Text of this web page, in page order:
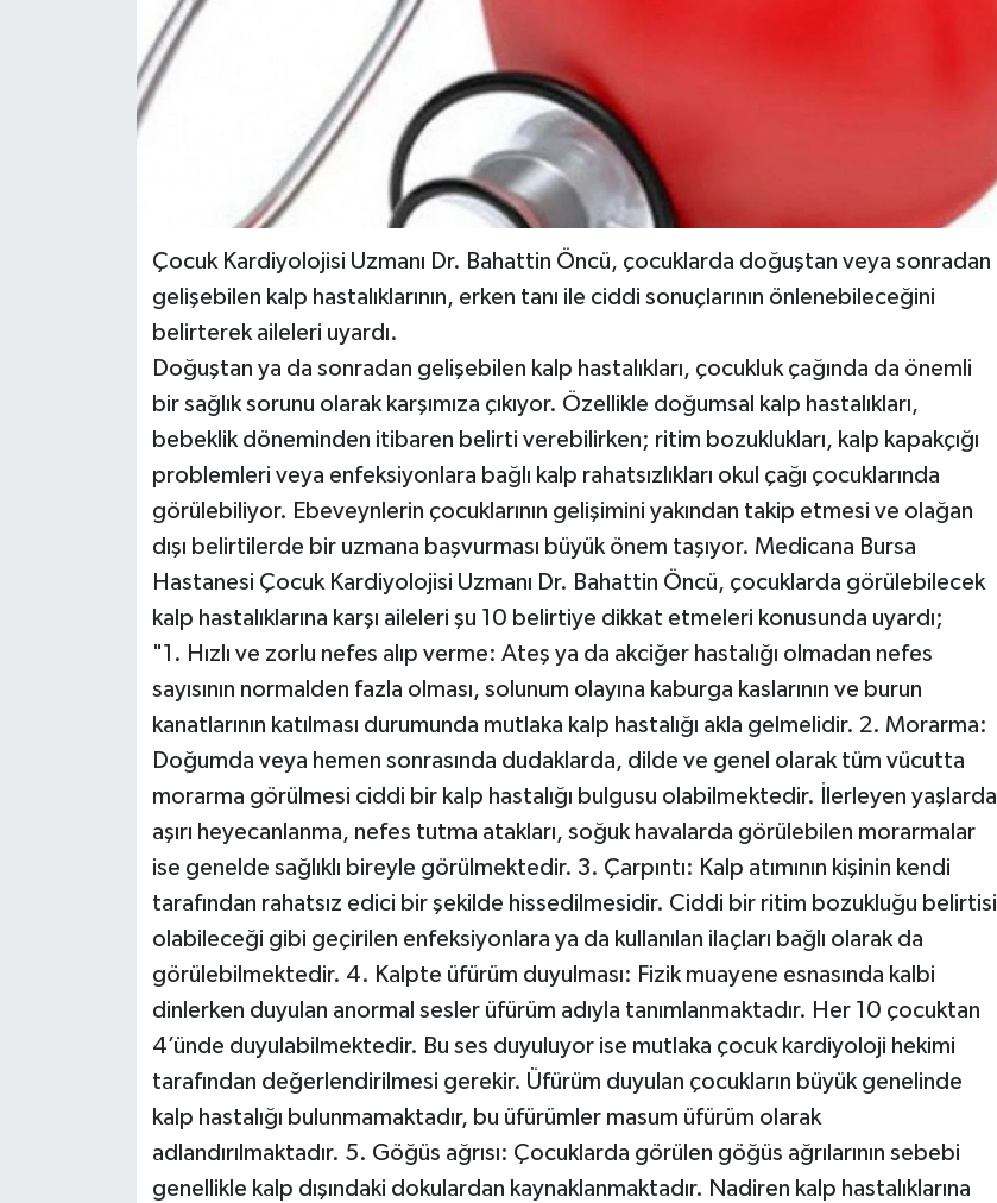
Çocuk Kardiyolojisi Uzmanı Dr. Bahattin Öncü, çocuklarda doğuştan veya sonradan
gelişebilen kalp hastalıklarının, erken tanı ile ciddi sonuçlarının önlenebileceğini
belirterek aileleri uyardı.
Doğuştan ya da sonradan gelişebilen kalp hastalıkları, çocukluk çağında da önemli
bir sağlık sorunu olarak karşımıza çıkıyor. Özellikle doğumsal kalp hastalıkları,
bebeklik döneminden itibaren belirti verebilirken; ritim bozuklukları, kalp kapakçığı
problemleri veya enfeksiyonlara bağlı kalp rahatsızlıkları okul çağı çocuklarında
görülebiliyor. Ebeveynlerin çocuklarının gelişimini yakından takip etmesi ve olağan
dışı belirtilerde bir uzmana başvurması büyük önem taşıyor. Medicana Bursa
Hastanesi Çocuk Kardiyolojisi Uzmanı Dr. Bahattin Öncü, çocuklarda görülebilecek
kalp hastalıklarına karşı aileleri şu 10 belirtiye dikkat etmeleri konusunda uyardı;
"1. Hızlı ve zorlu nefes alıp verme: Ateş ya da akciğer hastalığı olmadan nefes
sayısının normalden fazla olması, solunum olayına kaburga kaslarının ve burun
kanatlarının katılması durumunda mutlaka kalp hastalığı akla gelmelidir. 2. Morarma:
Doğumda veya hemen sonrasında dudaklarda, dilde ve genel olarak tüm vücutta
morarma görülmesi ciddi bir kalp hastalığı bulgusu olabilmektedir. İlerleyen yaşlarda
aşırı heyecanlanma, nefes tutma atakları, soğuk havalarda görülebilen morarmalar
ise genelde sağlıklı bireyle görülmektedir. 3. Çarpıntı: Kalp atımının kişinin kendi
tarafından rahatsız edici bir şekilde hissedilmesidir. Ciddi bir ritim bozukluğu belirtisi
olabileceği gibi geçirilen enfeksiyonlara ya da kullanılan ilaçları bağlı olarak da
görülebilmektedir. 4. Kalpte üfürüm duyulması: Fizik muayene esnasında kalbi
dinlerken duyulan anormal sesler üfürüm adıyla tanımlanmaktadır. Her 10 çocuktan
4’ünde duyulabilmektedir. Bu ses duyuluyor ise mutlaka çocuk kardiyoloji hekimi
tarafından değerlendirilmesi gerekir. Üfürüm duyulan çocukların büyük genelinde
kalp hastalığı bulunmamaktadır, bu üfürümler masum üfürüm olarak
adlandırılmaktadır. 5. Göğüs ağrısı: Çocuklarda görülen göğüs ağrılarının sebebi
genellikle kalp dışındaki dokulardan kaynaklanmaktadır. Nadiren kalp hastalıklarına